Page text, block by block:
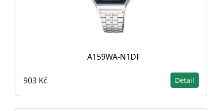
A159WA-N1DF
903 Kč Detail